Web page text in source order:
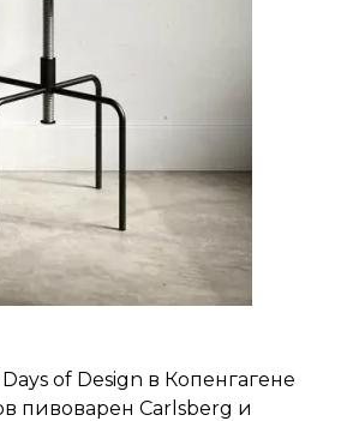
of Design в Копенгагене
пивоварен Carlsberg и